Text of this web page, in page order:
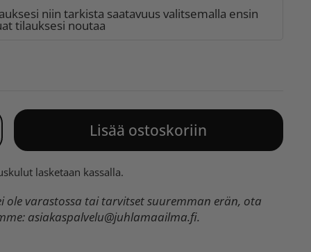
niin tarkista saatavuus valitsemalla ensin
tilauksesi noutaa
Lisää ostoskoriin
lasketaan kassalla.
ole varastossa tai tarvitset suuremman erän, ota
asiakaspalvelu@juhlamaailma.fi.